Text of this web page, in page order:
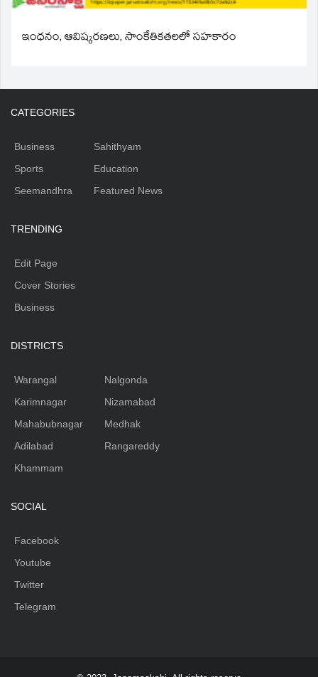
ఇంధనం, ఆవిష్కరణలు, సాంకేతికతలలో సహకారం
CATEGORIES
Business
Sports
Seemandhra
Sahithyam
Education
Featured News
TRENDING
Edit Page
Cover Stories
Business
DISTRICTS
Warangal
Karimnagar
Mahabubnagar
Adilabad
Khammam
Nalgonda
Nizamabad
Medhak
Rangareddy
SOCIAL
Facebook
Youtube
Twitter
Telegram